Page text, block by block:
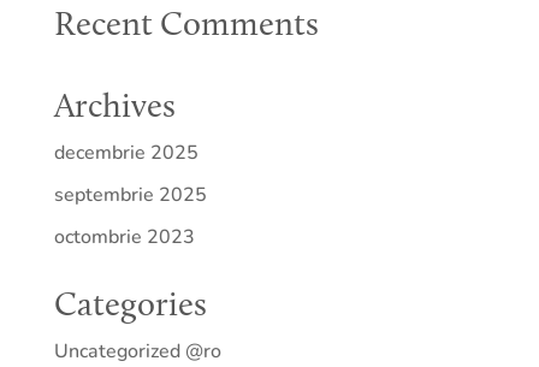
Recent Comments
Archives
decembrie 2025
septembrie 2025
octombrie 2023
Categories
Uncategorized @ro